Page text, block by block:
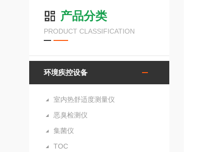
产品分类
PRODUCT CLASSIFICATION
环境疾控设备
室内热舒适度测量仪
恶臭检测仪
集菌仪
TOC